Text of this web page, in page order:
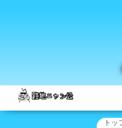
トッ